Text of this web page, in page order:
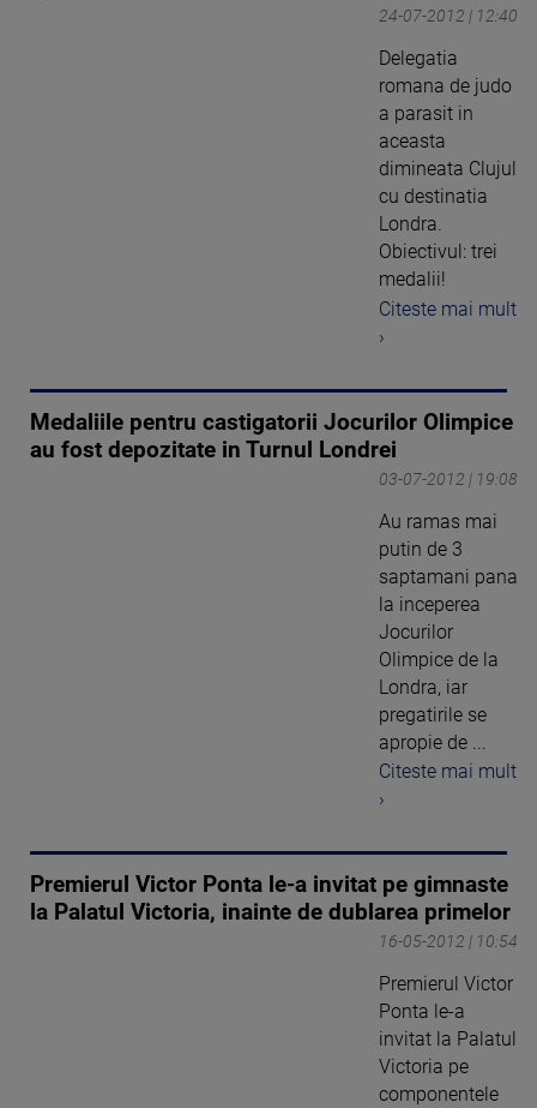
24-07-2012 | 12:40
Delegatia
romana de judo
a parasit in
aceasta
dimineata Clujul
cu destinatia
Londra.
Obiectivul: trei
medalii!
Citeste mai mult
›
Medaliile pentru castigatorii Jocurilor Olimpice
au fost depozitate in Turnul Londrei
03-07-2012 | 19:08
Au ramas mai
putin de 3
saptamani pana
la inceperea
Jocurilor
Olimpice de la
Londra, iar
pregatirile se
apropie de ...
Citeste mai mult
›
Premierul Victor Ponta le-a invitat pe gimnaste
la Palatul Victoria, inainte de dublarea primelor
16-05-2012 | 10:54
Premierul Victor
Ponta le-a
invitat la Palatul
Victoria pe
componentele